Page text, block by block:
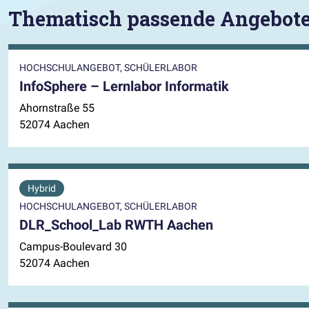
Thematisch passende
HOCHSCHULANGEBOT, SCHÜLERLABOR
InfoSphere – Lernlabor Informatik
Ahornstraße 55
52074 Aachen
Hybrid
HOCHSCHULANGEBOT, SCHÜLERLABOR
DLR_School_Lab RWTH Aachen
Campus-Boulevard 30
52074 Aachen